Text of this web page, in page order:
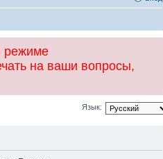
режиме
на ваши вопросы,
Язык: